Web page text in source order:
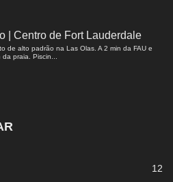
| Centro de Fort Lauderdale
de alto padrão na Las Olas. A 2 min da FAU e
praia. Piscin...
12